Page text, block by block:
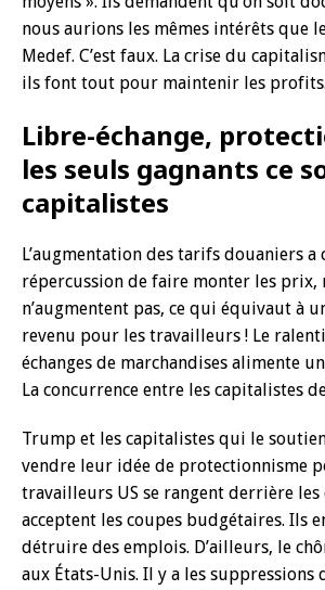
nous aurions les mêmes intérêts que
Medef. C’est faux. La crise du
ils font tout pour maintenir les profits.
Libre-échange,
les seuls gagnants ce
capitalistes
L’augmentation des tarifs douaniers a
répercussion de faire monter les prix,
n’augmentent pas, ce qui équivaut à
revenu pour les travailleurs ! Le
échanges de marchandises alimente
La concurrence entre les capitalistes
Trump et les capitalistes qui le
vendre leur idée de protectionnisme
travailleurs US se rangent derrière
acceptent les coupes budgétaires. Ils
détruire des emplois. D’ailleurs, le
aux États-Unis. Il y a les suppressions